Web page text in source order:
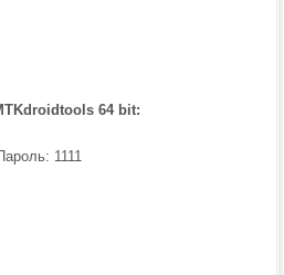
64 bit:
1111